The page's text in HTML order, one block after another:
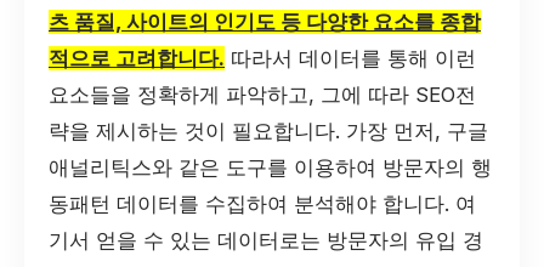
츠 품질, 사이트의 인기도 등 다양한 요소를 종합
적으로 고려합니다. 따라서 데이터를 통해 이런
요소들을 정확하게 파악하고, 그에 따라 SEO전
략을 제시하는 것이 필요합니다. 가장 먼저, 구글
애널리틱스와 같은 도구를 이용하여 방문자의 행
동패턴 데이터를 수집하여 분석해야 합니다. 여
기서 얻을 수 있는 데이터로는 방문자의 유입 경